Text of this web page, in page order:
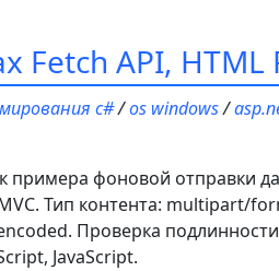
Fetch API,
c#/os windows/
примера фоновой отправки
MVC. Тип контента: multipart/
Проверка
JavaScript.